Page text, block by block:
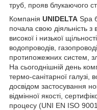
труб, прояв блукаючого
Компанія UNIDELTA Spa
почала свою діяльність
високої і низької
водопроводів,
протипожежних систем,
На сьогоднішній день
термо-санітарної галузі,
досвідом застосування
відмінної якості,
процесу (UNI EN ISO